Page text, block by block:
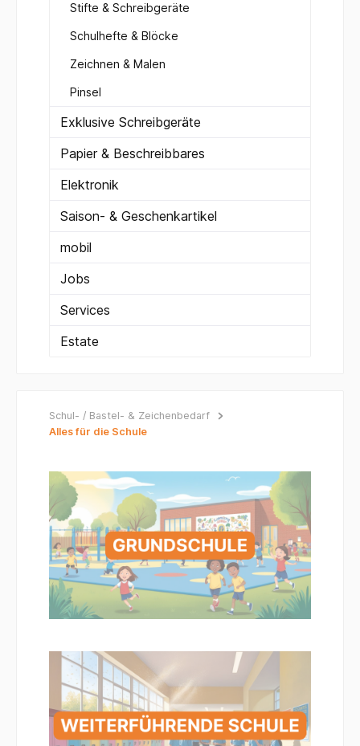
Stifte & Schreibgeräte
Schulhefte & Blöcke
Zeichnen & Malen
Pinsel
Exklusive Schreibgeräte
Papier & Beschreibbares
Elektronik
Saison- & Geschenkartikel
mobil
Jobs
Services
Estate
Schul- / Bastel- & Zeichenbedarf
Alles für die Schule